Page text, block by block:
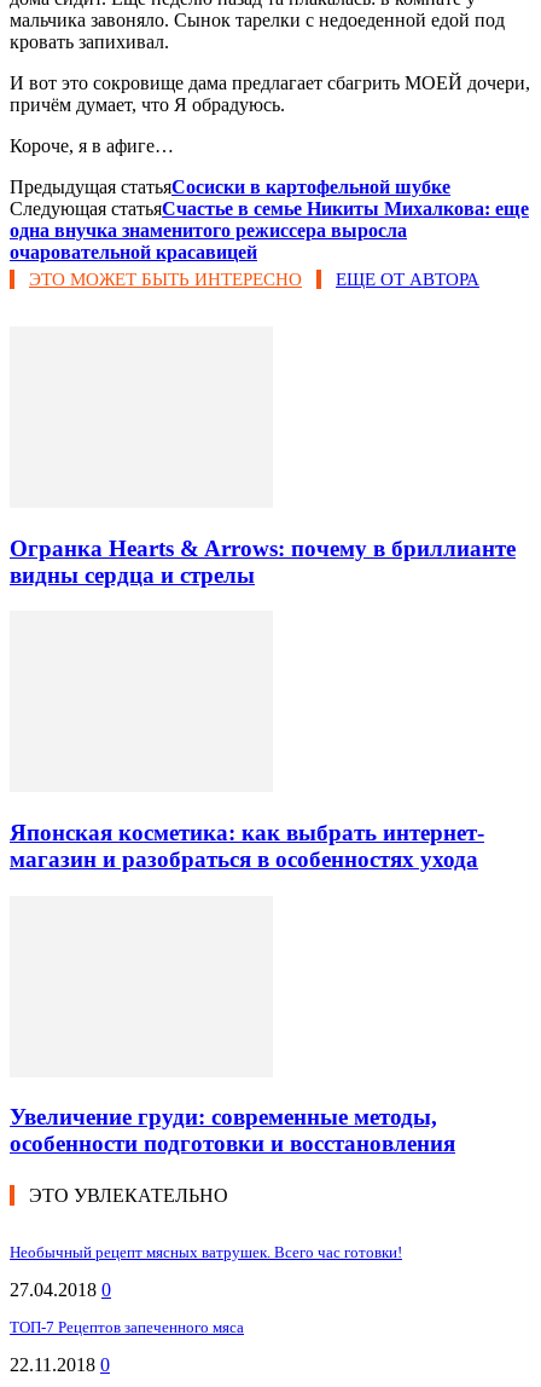
мальчика завоняло. Сынок тарелки с недоеденной едой под
кровать запихивал.
И вот это сокровище дама предлагает сбагрить МОЕЙ дочери,
причём думает, что Я обрадуюсь.
Короче, я в афиге…
Предыдущая статьяСосиски в картофельной шубке
Следующая статьяСчастье в семье Никиты Михалкова: еще
одна внучка знаменитого режиссера выросла
очаровательной красавицей
ЭТО МОЖЕТ БЫТЬ ИНТЕРЕСНО ЕЩЕ ОТ АВТОРА
Огранка Hearts & Arrows: почему в бриллианте
видны сердца и стрелы
Японская косметика: как выбрать интернет-
магазин и разобраться в особенностях ухода
Увеличение груди: современные методы,
особенности подготовки и восстановления
ЭТО УВЛЕКАТЕЛЬНО
Необычный рецепт мясных ватрушек. Всего час готовки!
27.04.2018 0
ТОП-7 Рецептов запеченного мяса
22.11.2018 0